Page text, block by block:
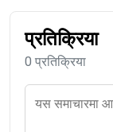
प्रतिक्रिया
0 प्रतिक्रिया